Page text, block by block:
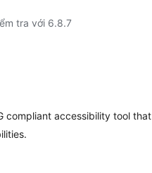
tra với 6.8.7
compliant accessibility tool that